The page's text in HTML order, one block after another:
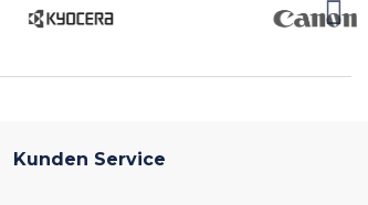
Kunden Service